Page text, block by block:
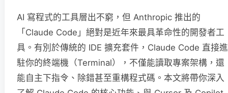
AI 寫程式的工具層出不窮，但 Anthropic 推出的
「Claude Code」絕對是近年來最具革命性的開發者工
具。有別於傳統的 IDE 擴充套件，Claude Code 直接進
駐你的終端機（Terminal），不僅能讀取專案架構，還
能自主下指令、除錯甚至重構程式碼。本文將帶你深入